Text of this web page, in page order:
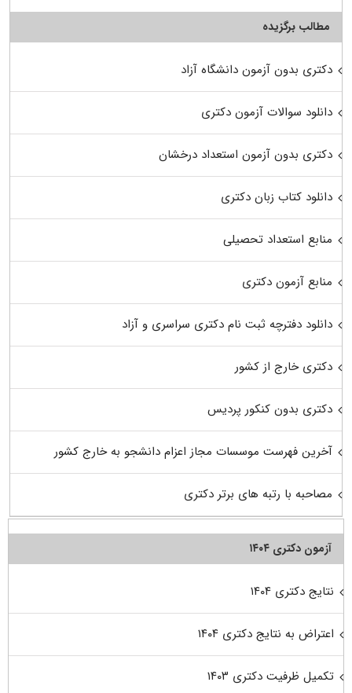
مطالب برگزیده
دکتری بدون آزمون دانشگاه آزاد
دانلود سوالات آزمون دکتری
دکتری بدون آزمون استعداد درخشان
دانلود کتاب زبان دکتری
منابع استعداد تحصیلی
منابع آزمون دکتری
دانلود دفترچه ثبت نام دکتری سراسری و آزاد
دکتری خارج از کشور
دکتری بدون کنکور پردیس
آخرین فهرست موسسات مجاز اعزام دانشجو به خارج کشور
مصاحبه با رتبه های برتر دکتری
آزمون دکتری ۱۴۰۴
نتایج دکتری ۱۴۰۴
اعتراض به نتایج دکتری ۱۴۰۴
تکمیل ظرفیت دکتری ۱۴۰۳